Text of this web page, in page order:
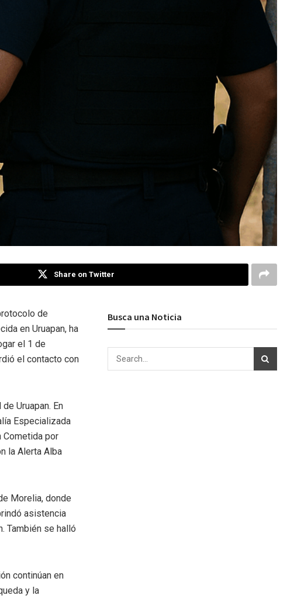
Share on Twitter
de
en Uruapan, ha
el 1 de
el contacto con
Uruapan. En
Especializada
Cometida por
la Alerta Alba
Morelia, donde
asistencia
También se halló
continúan en
y la
Busca una Noticia